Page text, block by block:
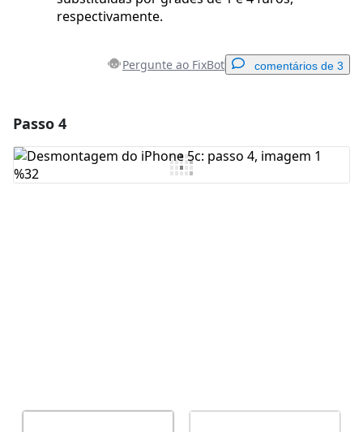
respectivamente.
Pergunte ao FixBot comentários de 3
Comentar
Passo 4